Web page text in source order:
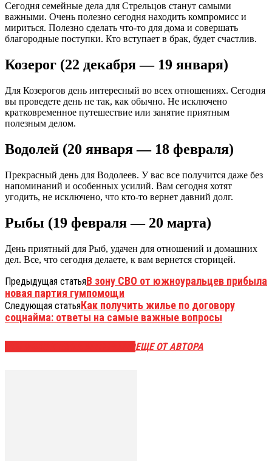
Сегодня семейные дела для Стрельцов станут самыми
важными. Очень полезно сегодня находить компромисс и
мириться. Полезно сделать что-то для дома и совершать
благородные поступки. Кто вступает в брак, будет счастлив.
Козерог (22 декабря — 19 января)
Для Козерогов день интересный во всех отношениях. Сегодня
вы проведете день не так, как обычно. Не исключено
кратковременное путешествие или занятие приятным
полезным делом.
Водолей (20 января — 18 февраля)
Прекрасный день для Водолеев. У вас все получится даже без
напоминаний и особенных усилий. Вам сегодня хотят
угодить, не исключено, что кто-то вернет давний долг.
Рыбы (19 февраля — 20 марта)
День приятный для Рыб, удачен для отношений и домашних
дел. Все, что сегодня делаете, к вам вернется сторицей.
Предыдущая статьяВ зону СВО от южноуральцев прибыла
новая партия гумпомощи
Следующая статьяКак получить жилье по договору
соцнайма: ответы на самые важные вопросы
ЕЩЕ ОТ АВТОРА